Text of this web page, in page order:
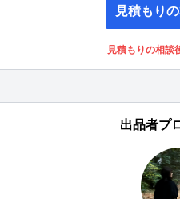
見積もり
見積もりの相談
出品者プ